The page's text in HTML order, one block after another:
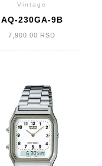
Vintage
AQ-230GA-9B
7,900.00 RSD